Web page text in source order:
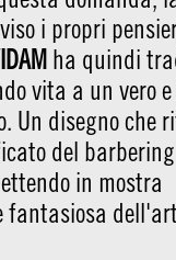
i propri
ha quindi
vita a un vero
Un disegno che
del
in mostra
fantasiosa